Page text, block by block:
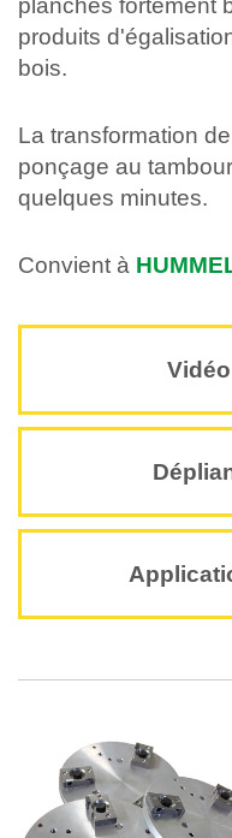
planches fortement
produits
bois.
La transformation
ponçage au
quelques minutes.
Convient à
Vidéo